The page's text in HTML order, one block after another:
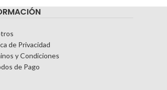
de Privacidad
y Condiciones
de Pago